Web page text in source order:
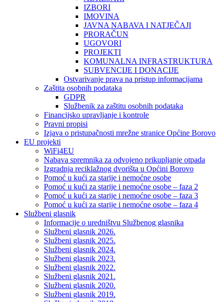
IZBORI
IMOVINA
JAVNA NABAVA I NATJEČAJI
PRORAČUN
UGOVORI
PROJEKTI
KOMUNALNA INFRASTRUKTURA
SUBVENCIJE I DONACIJE
Ostvarivanje prava na pristup informacijama
Zaštita osobnih podataka
GDPR
Službenik za zaštitu osobnih podataka
Financijsko upravljanje i kontrole
Pravni propisi
Izjava o pristupačnosti mrežne stranice Općine Borovo
EU projekti
WiFi4EU
Nabava spremnika za odvojeno prikupljanje otpada
Izgradnja reciklažnog dvorišta u Općini Borovo
Pomoć u kući za starije i nemoćne osobe
Pomoć u kući za starije i nemoćne osobe – faza 2
Pomoć u kući za starije i nemoćne osobe – faza 3
Pomoć u kući za starije i nemoćne osobe – faza 4
Službeni glasnik
Informacije o uredništvu Službenog glasnika
Službeni glasnik 2026.
Službeni glasnik 2025.
Službeni glasnik 2024.
Službeni glasnik 2023.
Službeni glasnik 2022.
Službeni glasnik 2021.
Službeni glasnik 2020.
Službeni glasnik 2019.